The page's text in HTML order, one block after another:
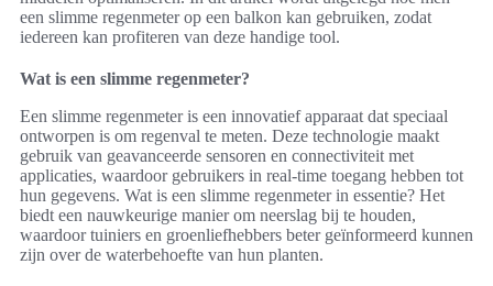
een slimme regenmeter op een balkon kan gebruiken, zodat
iedereen kan profiteren van deze handige tool.
Wat is een slimme regenmeter?
Een slimme regenmeter is een innovatief apparaat dat speciaal
ontworpen is om regenval te meten. Deze technologie maakt
gebruik van geavanceerde sensoren en connectiviteit met
applicaties, waardoor gebruikers in real-time toegang hebben tot
hun gegevens. Wat is een slimme regenmeter in essentie? Het
biedt een nauwkeurige manier om neerslag bij te houden,
waardoor tuiniers en groenliefhebbers beter geïnformeerd kunnen
zijn over de waterbehoefte van hun planten.